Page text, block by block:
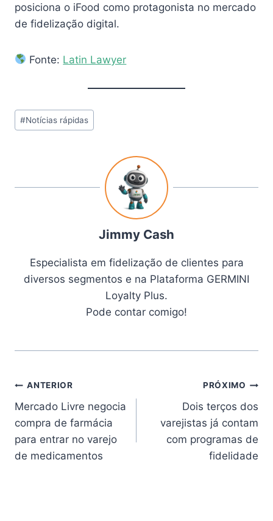
posiciona o iFood como protagonista no mercado
de fidelização digital.
Fonte: Latin Lawyer
#Notícias rápidas
Jimmy Cash
Especialista em fidelização de clientes para
diversos segmentos e na Plataforma GERMINI
Loyalty Plus.
Pode contar comigo!
ANTERIOR
Mercado Livre negocia
compra de farmácia
para entrar no varejo
de medicamentos
PRÓXIMO
Dois terços dos
varejistas já contam
com programas de
fidelidade